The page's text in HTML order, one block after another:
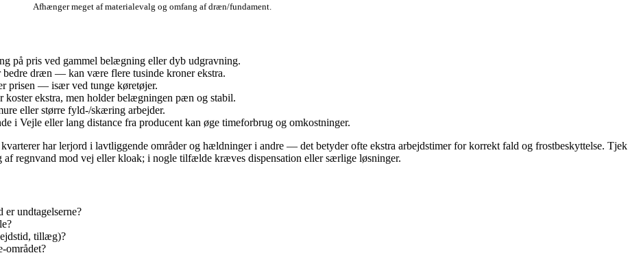
Afhænger meget af materialevalg og omfang af dræn/fundament.
på pris ved gammel belægning eller dyb udgravning.
bedre dræn — kan være flere tusinde kroner ekstra.
prisen — især ved tunge køretøjer.
koster ekstra, men holder belægningen pæn og stabil.
eller større fyld-/skæring arbejder.
i Vejle eller lang distance fra producent kan øge timeforbrug og omkostninger.
har lerjord i lavtliggende områder og hældninger i andre — det betyder ofte ekstra arbejdstimer for korrekt fald og frostbeskyttelse. Tjek
regnvand mod vej eller kloak; i nogle tilfælde kræves dispensation eller særlige løsninger.
undtagelserne?
tillæg)?
området?